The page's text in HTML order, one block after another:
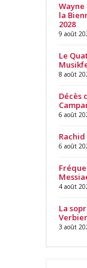
la
2028
9 août
Le
8 août
Décès
6 août
6 août
4 août
La
3 août